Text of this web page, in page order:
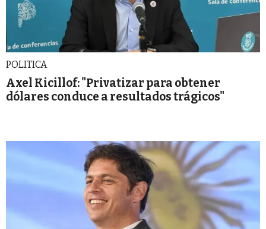
POLITICA
Axel Kicillof: "Privatizar para obtener
dólares conduce a resultados trágicos"